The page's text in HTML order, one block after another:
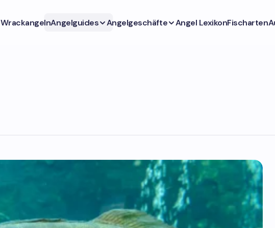
WrackangelnAngelguides Angelgeschäfte Angel LexikonFischarten